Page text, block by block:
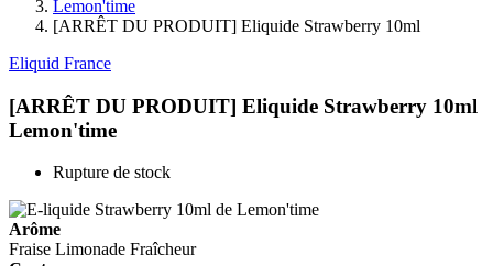
Lemon'time
[ARRÊT DU PRODUIT] Eliquide Strawberry 10ml
Eliquid France
[ARRÊT DU PRODUIT] Eliquide Strawberry 10ml
Lemon'time
Rupture de stock
Arôme
Fraise Limonade Fraîcheur